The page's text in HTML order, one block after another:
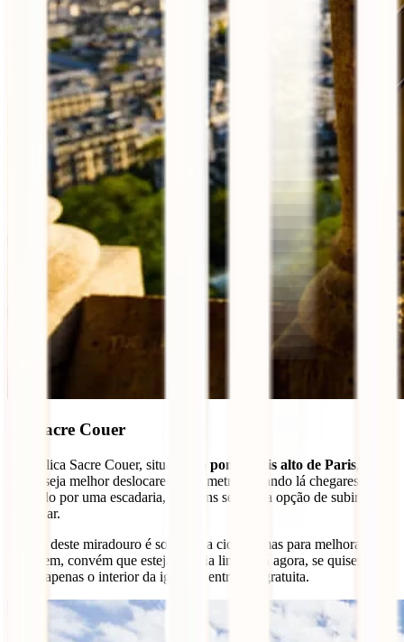
5 – Sacre Couer
A Basílica Sacre Couer, situa-se no ponto mais alto de Paris, e daí,
talvez seja melhor deslocares-te de metro. Quando lá chegares, serás
recebido por uma escadaria, mas tens sempre a opção de subir de
funicular.
A vista deste miradouro é sob toda a cidade, mas para melhorar a
paisagem, convém que esteja um dia limpo. Já agora, se quiseres
visitar apenas o interior da igreja, a entrada é gratuita.